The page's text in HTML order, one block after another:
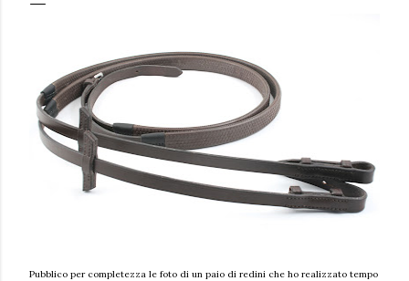
Pubblico per completezza le foto di un paio di redini che ho realizzato tempo